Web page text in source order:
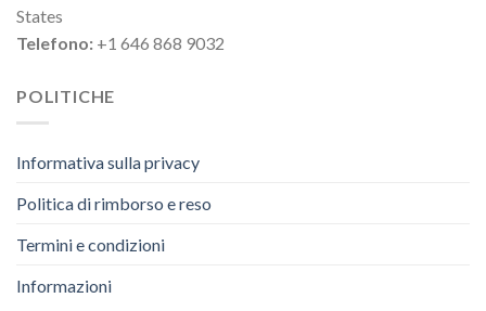
States
Telefono: +1 646 868 9032
POLITICHE
Informativa sulla privacy
Politica di rimborso e reso
Termini e condizioni
Informazioni